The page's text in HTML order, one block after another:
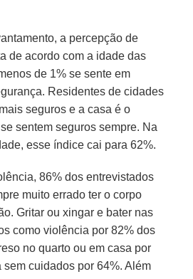
a percepção de
de acordo com a idade das
de 1% se sente em
Residentes de cidades
seguros e a casa é o
sentem seguros sempre. Na
esse índice cai para 62%.
86% dos entrevistados
muito errado ter o corpo
Gritar ou xingar e bater nas
como violência por 82% dos
no quarto ou em casa por
sem cuidados por 64%. Além